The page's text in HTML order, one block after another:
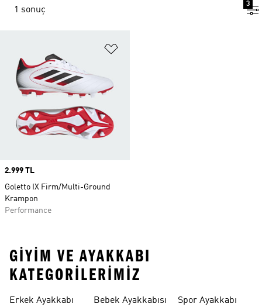
1 sonuç
3
Price
2.999 TL
Goletto IX Firm/Multi-Ground
Krampon
Performance
GIYIM VE AYAKKABI
KATEGORILERIMIZ
Erkek Ayakkabı Bebek Ayakkabısı Spor Ayakkabı